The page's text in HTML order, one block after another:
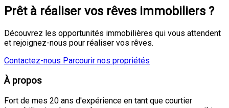
Prêt à réaliser vos rêves immobiliers ?
Découvrez les opportunités immobilières qui vous attendent
et rejoignez-nous pour réaliser vos rêves.
Contactez-nous Parcourir nos propriétés
À propos
Fort de mes 20 ans d'expérience en tant que courtier